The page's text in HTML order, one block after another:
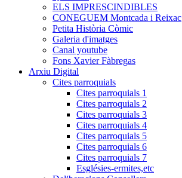
ELS IMPRESCINDIBLES
CONEGUEM Montcada i Reixac
Petita Història Còmic
Galeria d'imatges
Canal youtube
Fons Xavier Fàbregas
Arxiu Digital
Cites parroquials
Cites parroquials 1
Cites parroquials 2
Cites parroquials 3
Cites parroquials 4
Cites parroquials 5
Cites parroquials 6
Cites parroquials 7
Esglésies-ermites,etc